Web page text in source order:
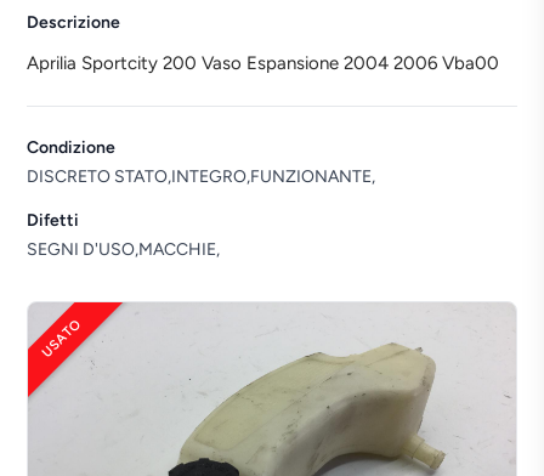
USATO
Descrizione
Aprilia Sportcity 200 Vaso Espansione 2004 2006 Vba00
Condizione
DISCRETO STATO,INTEGRO,FUNZIONANTE,
Difetti
SEGNI D'USO,MACCHIE,